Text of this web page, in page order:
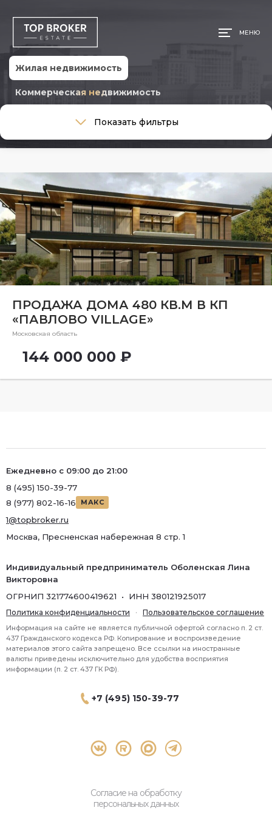
МЕНЮ
Жилая недвижимость
Коммерческая недвижимость
Тип сделки
Тип недвижимости
Общая площадь, м
Ремонт
Ремонт
Район
Район
Метро
Показать фильтры
ПРОДАЖА ДОМА 480 КВ.М В КП
«ПАВЛОВО VILLAGE»
Московская область
144 000 000 ₽
+7 (495) 150-39-77
Согласие на обработку
персональных данных
Ежедневно с 09:00 до 21:00
8 (495) 150-39-77
8 (977) 802-16-16
МАКС
1@topbroker.ru
Москва, Пресненская набережная 8 стр. 1
Индивидуальный предприниматель Оболенская Лина
Викторовна
ОГРНИП 321774600419621 • ИНН 380121925017
Политика конфиденциальности · Пользовательское соглашение
Информация на сайте не является публичной офертой согласно п. 2 ст.
437 Гражданского кодекса РФ. Копирование и воспроизведение
материалов этого сайта запрещено. Все ссылки на иностранные
валюты приведены исключительно для удобства восприятия
информации (п. 2 ст. 437 ГК РФ).